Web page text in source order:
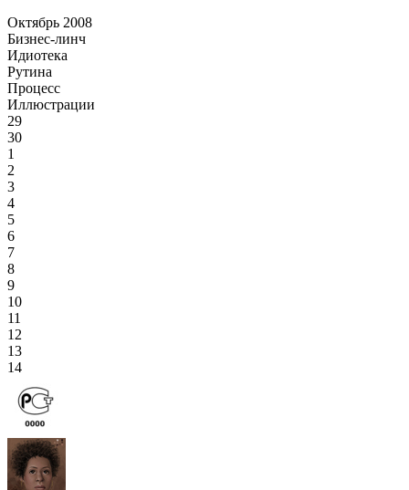
Октябрь 2008
Бизнес-линч
Идиотека
Рутина
Процесс
Иллюстрации
29
30
1
2
3
4
5
6
7
8
9
10
11
12
13
14